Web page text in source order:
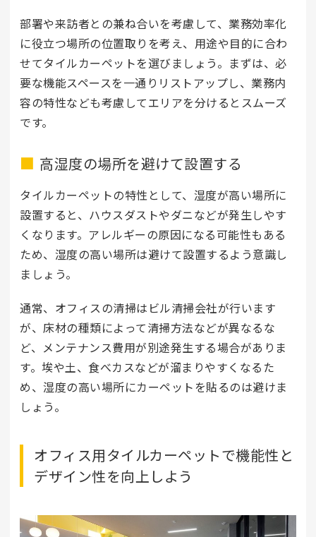
部署や来訪者との兼ね合いを考慮して、業務効率化
に役立つ場所の位置取りを考え、用途や目的に合わ
せてタイルカーペットを選びましょう。まずは、必
要な機能スペースを一通りリストアップし、業務内
容の特性なども考慮してエリアを分けるとスムーズ
です。
高湿度の場所を避けて設置する
タイルカーペットの特性として、湿度が高い場所に
設置すると、ハウスダストやダニなどが発生しやす
くなります。アレルギーの原因になる可能性もある
ため、湿度の高い場所は避けて設置するよう意識し
ましょう。
通常、オフィスの清掃はビル清掃会社が行います
が、床材の種類によって清掃方法などが異なるな
ど、メンテナンス費用が別途発生する場合がありま
す。埃や土、食べカスなどが溜まりやすくなるた
め、湿度の高い場所にカーペットを貼るのは避けま
しょう。
オフィス用タイルカーペットで機能性と
デザイン性を向上しよう